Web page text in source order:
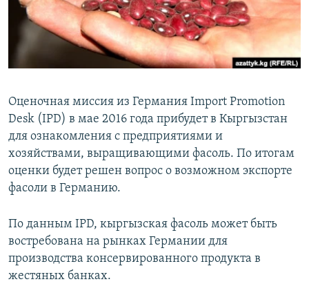
Оценочная миссия из Германия Import Promotion
Desk (IPD) в мае 2016 года прибудет в Кыргызстан
для ознакомления с предприятиями и
хозяйствами, выращивающими фасоль. По итогам
оценки будет решен вопрос о возможном экспорте
фасоли в Германию.
По данным IPD, кыргызская фасоль может быть
востребована на рынках Германии для
производства консервированного продукта в
жестяных банках.